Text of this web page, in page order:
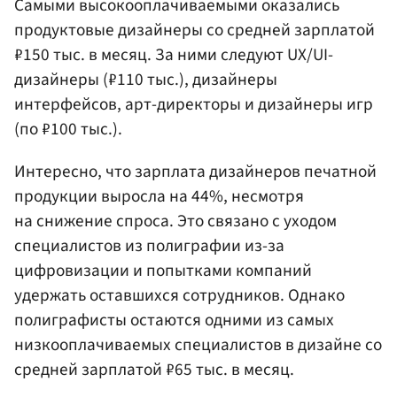
Самыми высокооплачиваемыми оказались
продуктовые дизайнеры со средней зарплатой
₽150 тыс. в месяц. За ними следуют UX/UI-
дизайнеры (₽110 тыс.), дизайнеры
интерфейсов, арт-директоры и дизайнеры игр
(по ₽100 тыс.).
Интересно, что зарплата дизайнеров печатной
продукции выросла на 44%, несмотря
на снижение спроса. Это связано с уходом
специалистов из полиграфии из-за
цифровизации и попытками компаний
удержать оставшихся сотрудников. Однако
полиграфисты остаются одними из самых
низкооплачиваемых специалистов в дизайне со
средней зарплатой ₽65 тыс. в месяц.